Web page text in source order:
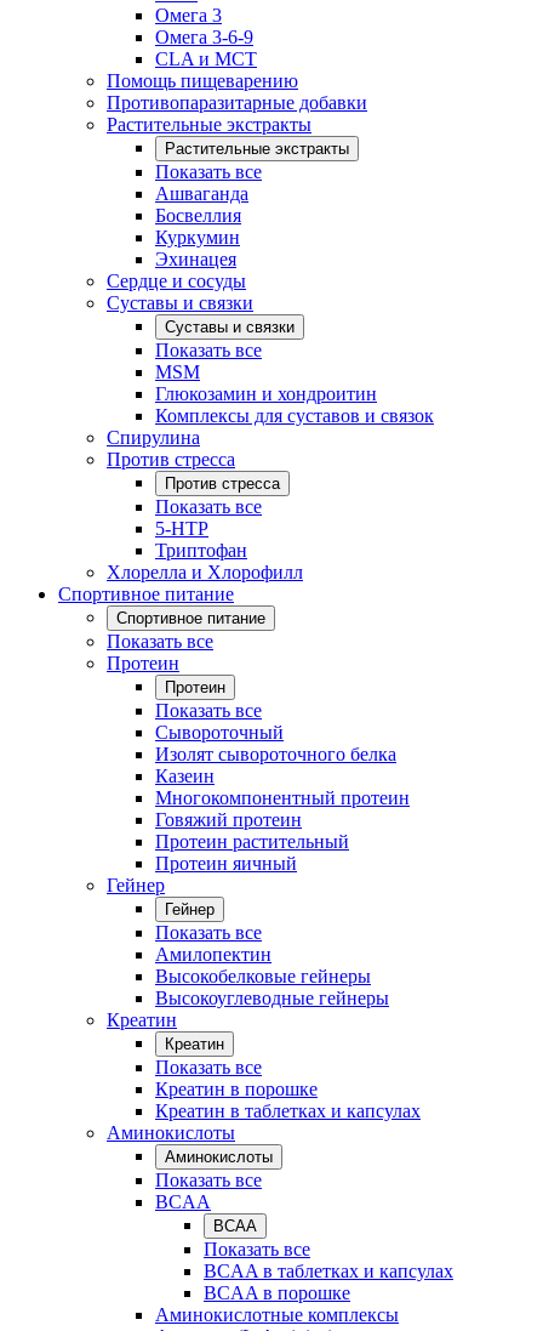
Омега 3
Омега 3-6-9
CLA и MCT
Помощь пищеварению
Противопаразитарные добавки
Растительные экстракты
Растительные экстракты
Показать все
Ашваганда
Босвеллия
Куркумин
Эхинацея
Сердце и сосуды
Суставы и связки
Суставы и связки
Показать все
MSM
Глюкозамин и хондроитин
Комплексы для суставов и связок
Спирулина
Против стресса
Против стресса
Показать все
5-HTP
Триптофан
Хлорелла и Хлорофилл
Спортивное питание
Спортивное питание
Показать все
Протеин
Протеин
Показать все
Сывороточный
Изолят сывороточного белка
Казеин
Многокомпонентный протеин
Говяжий протеин
Протеин растительный
Протеин яичный
Гейнер
Гейнер
Показать все
Амилопектин
Высокобелковые гейнеры
Высокоуглеводные гейнеры
Креатин
Креатин
Показать все
Креатин в порошке
Креатин в таблетках и капсулах
Аминокислоты
Аминокислоты
Показать все
BCAA
BCAA
Показать все
BCAA в таблетках и капсулах
BCAA в порошке
Аминокислотные комплексы